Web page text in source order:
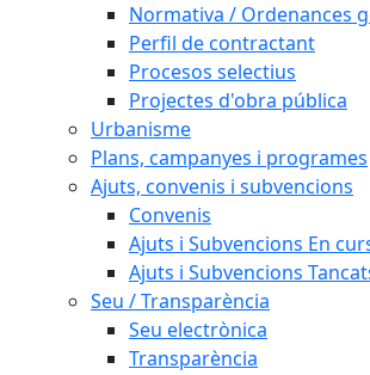
Normativa / Ordenances
Perfil de contractant
Procesos selectius
Projectes d'obra pública
Urbanisme
Plans, campanyes i programes
Ajuts, convenis i subvencions
Convenis
Ajuts i Subvencions En
Ajuts i Subvencions
Seu / Transparència
Seu electrònica
Transparència